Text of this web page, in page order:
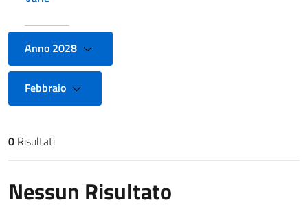
Anno 2028
Febbraio
Risultati di ricerca
0 Risultati
Nessun Risultato